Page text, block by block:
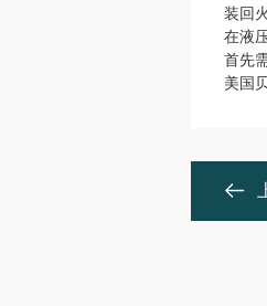
装回
在液
首先
美国